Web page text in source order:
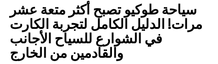
سياحة طوكيو تصبح أكثر متعة عشر
مرات! الدليل الكامل لتجربة الكارت
في الشوارع للسياح الأجانب
والقادمين من الخارج